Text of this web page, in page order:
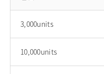
3,000units
10,000units